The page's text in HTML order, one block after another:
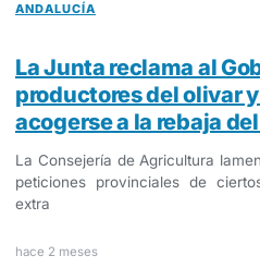
ANDALUCÍA
La Junta reclama al
productores del olivar
acogerse a la rebaja del
La Consejería de Agricultura
peticiones provinciales de
extra
hace 2 meses